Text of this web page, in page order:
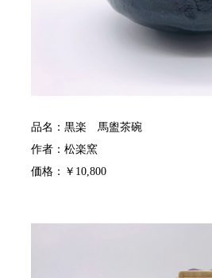
品名：黒楽 馬盥茶碗
作者：松楽窯
価格：￥10,800